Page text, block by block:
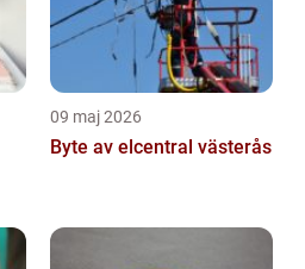
09 maj 2026
Byte av elcentral västerås